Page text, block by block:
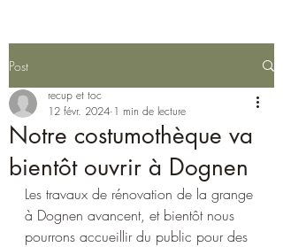
Post
Notre costumothèque va
bientôt ouvrir à Dognen
recup et toc
12 févr. 2024 1 min de lecture
Les travaux de rénovation de la grange
à Dognen avancent, et bientôt nous
pourrons accueillir du public pour des